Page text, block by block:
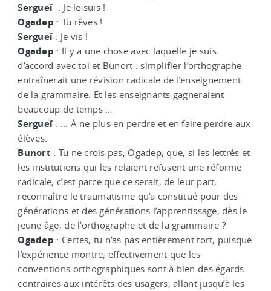
Sergueï : Je le suis !
Ogadep : Tu rêves !
Sergueï : Je vis !
Ogadep : Il y a une chose avec laquelle je suis
d’accord avec toi et Bunort : simplifier l’orthographe
entraînerait une révision radicale de l’enseignement
de la grammaire. Et les enseignants gagneraient
beaucoup de temps …
Sergueï : … À ne plus en perdre et en faire perdre aux
élèves.
Bunort : Tu ne crois pas, Ogadep, que, si les lettrés et
les institutions qui les relaient refusent une réforme
radicale, c’est parce que ce serait, de leur part,
reconnaître le traumatisme qu’a constitué pour des
générations et des générations l’apprentissage, dès le
jeune âge, de l’orthographe et de la grammaire ?
Ogadep : Certes, tu n’as pas entièrement tort, puisque
l’expérience montre, effectivement que les
conventions orthographiques sont à bien des égards
contraires aux intérêts des usagers, allant jusqu’à les